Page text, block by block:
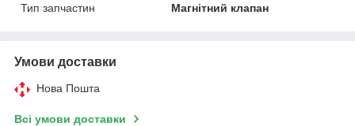
Тип запчастин
Магнітний клапан
Умови доставки
Нова Пошта
Всі умови доставки